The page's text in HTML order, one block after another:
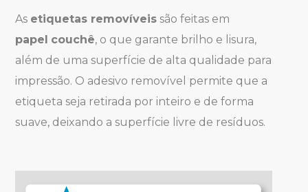
As etiquetas removíveis são feitas em
papel couchê, o que garante brilho e lisura,
além de uma superfície de alta qualidade para
impressão. O adesivo removível permite que a
etiqueta seja retirada por inteiro e de forma
suave, deixando a superfície livre de resíduos.